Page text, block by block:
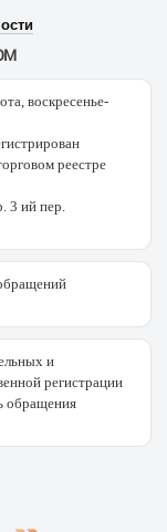
воскресенье-
реестре
3 ий пер.
и
регистрации
обращения